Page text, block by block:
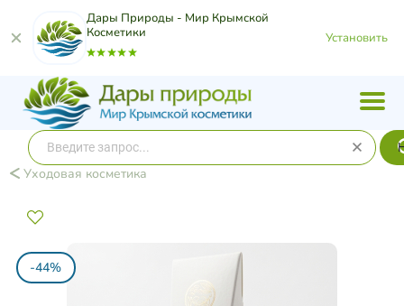
Дары Природы - Мир Крымской
Косметики
Установить
Уходовая косметика
-44%